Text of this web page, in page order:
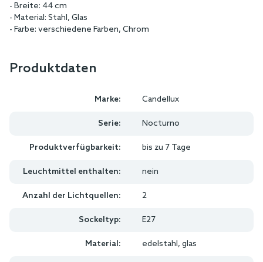
- Breite: 44 cm
- Material: Stahl, Glas
- Farbe: verschiedene Farben, Chrom
Produktdaten
Marke: Candellux
Serie: Nocturno
Produktverfügbarkeit: bis zu 7 Tage
Leuchtmittel enthalten: nein
Anzahl der Lichtquellen: 2
Sockeltyp: E27
Material: edelstahl, glas